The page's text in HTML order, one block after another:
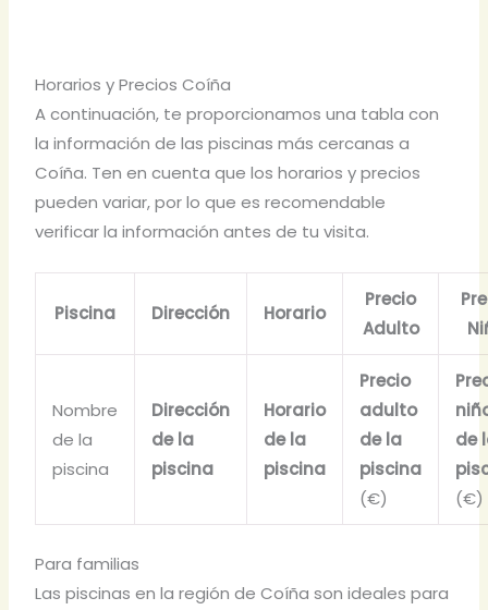
Horarios y Precios Coíña
A continuación, te proporcionamos una tabla con
la información de las piscinas más cercanas a
Coíña. Ten en cuenta que los horarios y precios
pueden variar, por lo que es recomendable
verificar la información antes de tu visita.
Piscina Dirección Horario
Precio
Adulto
Nombre
de la
piscina
Dirección
de la
piscina
Horario
de la
piscina
Precio
adulto
de la
piscina
(€)
de
(€)
Para familias
Las piscinas en la región de Coíña son ideales para